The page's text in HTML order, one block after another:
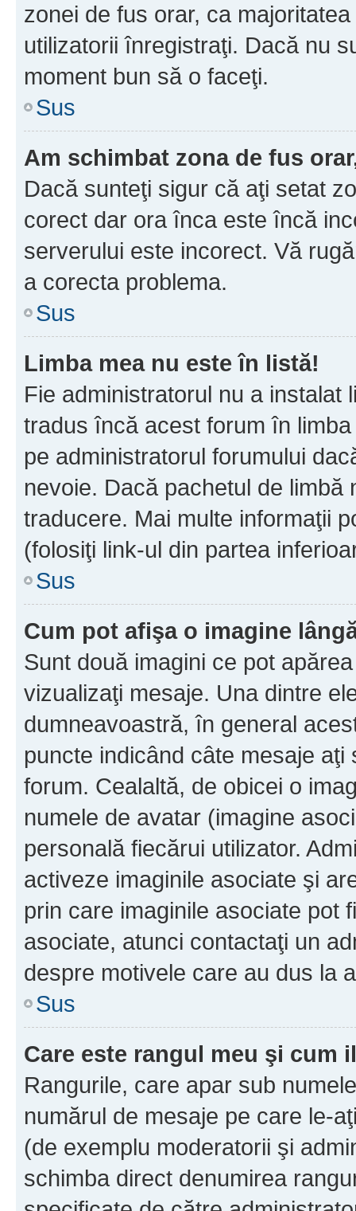
zonei de fus orar, ca
utilizatorii înregistraţi. Dacă nu
moment bun să o faceţi.
Sus
Am schimbat zona de fus
Dacă sunteţi sigur că aţi setat
corect dar ora înca este încă
serverului este incorect. Vă
a corecta problema.
Sus
Limba mea nu este în listă!
Fie administratorul nu a instalat
tradus încă acest forum în
pe administratorul forumului
nevoie. Dacă pachetul de
traducere. Mai multe informaţii
(folosiţi link-ul din partea
Sus
Cum pot afişa o imagine
Sunt două imagini ce pot
vizualizaţi mesaje. Una dintre
dumneavoastră, în general
puncte indicând câte mesaje
forum. Cealaltă, de obicei o
numele de avatar (imagine
personală fiecărui utilizator.
activeze imaginile asociate şi
prin care imaginile asociate pot
asociate, atunci contactaţi un
despre motivele care au dus la
Sus
Care este rangul meu şi cum
Rangurile, care apar sub
numărul de mesaje pe care le-
(de exemplu moderatorii şi
schimba direct denumirea